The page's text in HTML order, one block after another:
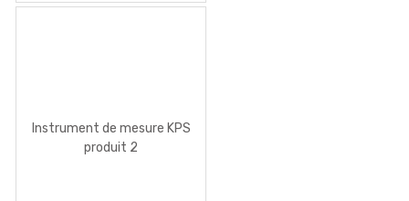
Instrument de mesure KPS
produit 2